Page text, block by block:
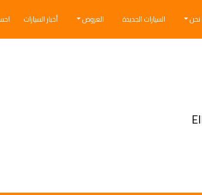
السيارات الجديدة العروض أخبار السيارات